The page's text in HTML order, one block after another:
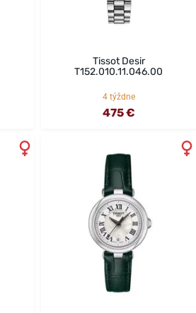
Tissot Desir
T152.010.11.046.00
4 týždne
475 €